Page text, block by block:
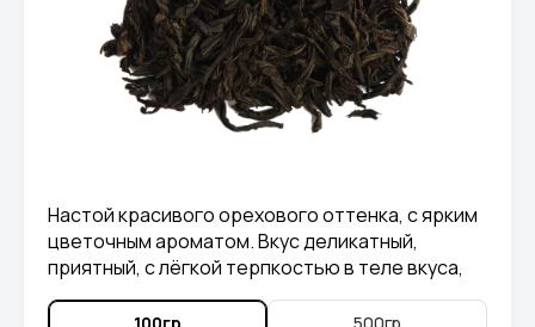
Настой красивого орехового оттенка, с ярким
цветочным ароматом. Вкус деликатный,
приятный, с лёгкой терпкостью в теле вкуса,
без горечи, с длительным цветочным
послевкусием.